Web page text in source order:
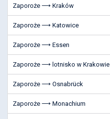
Zaporoże ⟶ Kraków
Zaporoże ⟶ Katowice
Zaporoże ⟶ Essen
Zaporoże ⟶ lotnisko w Krakowie
Zaporoże ⟶ Osnabrück
Zaporoże ⟶ Monachium